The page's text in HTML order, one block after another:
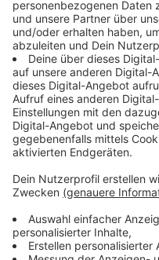
für nicht rechtens
Münster hatte diese
jedoch aufgehoben.
aktuelle Urteil von den
zweiter Instanz wieder
des Streits ist die Nähe
des "Alten Bahnhofs".
fürchten künftigen
dem Lärm aus dem
könnten.
Anzeige